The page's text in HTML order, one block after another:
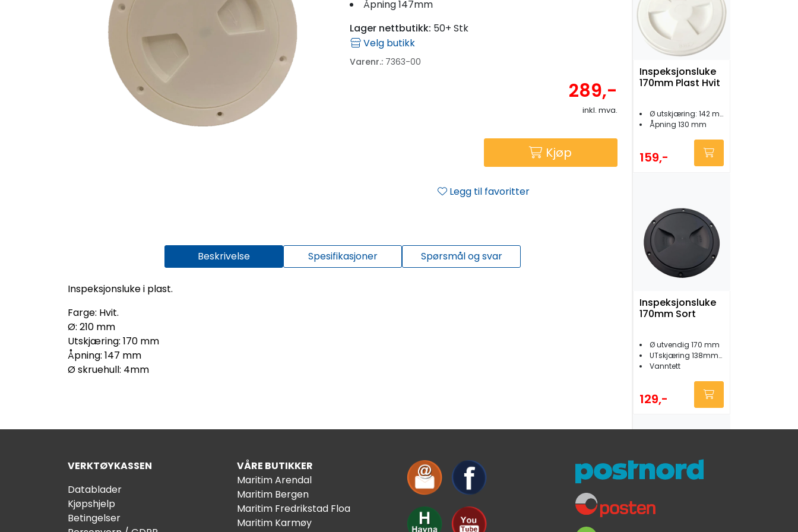
Åpning 147mm
Lager nettbutikk: 50+ Stk
Velg butikk
Varenr.: 7363-00
289,-
inkl. mva.
Kjøp
Legg til favoritter
Beskrivelse Spesifikasjoner Spørsmål og svar
Inspeksjonsluke i plast.
Farge: Hvit.
Ø: 210 mm
Utskjæring: 170 mm
Åpning: 147 mm
Ø skruehull: 4mm
Inspeksjonsluke
170mm Plast Hvit
Ø utskjæring: 142 mm
Åpning 130 mm
159,-
Inspeksjonsluke
170mm Sort
Ø utvendig 170 mm
UTskjæring 138mm/Åpning 129 mm
Vanntett
129,-
VERKTØYKASSEN
Datablader
Kjøpshjelp
Betingelser
VÅRE BUTIKKER
Maritim Arendal
Maritim Bergen
Maritim Fredrikstad Floa
Maritim Karmøy